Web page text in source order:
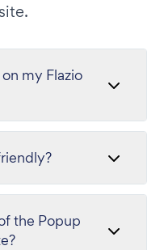
my Flazio
the Popup